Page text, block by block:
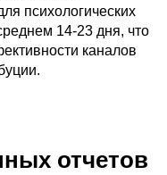
психологических
14-23 дня, что
каналов
отчетов